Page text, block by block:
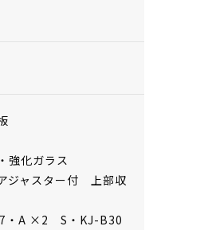
強化ガラス
ジャスター付 上部収
・A ×2 S・KJ-B30